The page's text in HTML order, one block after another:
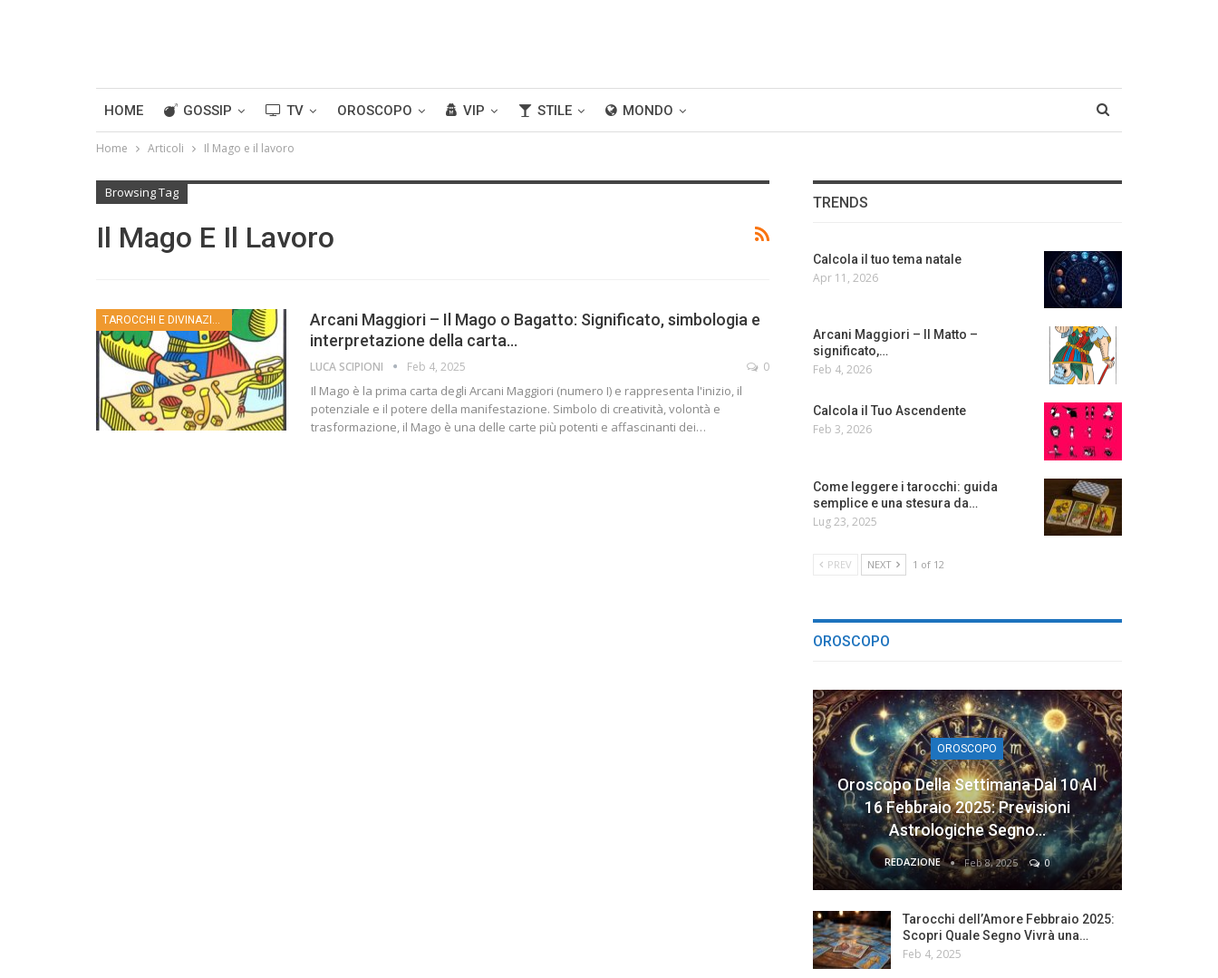
HOME GOSSIP TV OROSCOPO VIP STILE MONDO
Home Articoli Il Mago e il lavoro
Browsing Tag
Il Mago E Il Lavoro
Arcani Maggiori – Il Mago o Bagatto: Significato, simbologia e
interpretazione della carta…
LUCA SCIPIONI Feb 4, 2025 0
Il Mago è la prima carta degli Arcani Maggiori (numero I) e rappresenta l'inizio, il
potenziale e il potere della manifestazione. Simbolo di creatività, volontà e
trasformazione, il Mago è una delle carte più potenti e affascinanti dei…
TRENDS
Calcola il tuo tema natale
Apr 11, 2026
Arcani Maggiori – Il Matto –
significato,…
Feb 4, 2026
Calcola il Tuo Ascendente
Feb 3, 2026
Come leggere i tarocchi: guida
semplice e una stesura da…
Lug 23, 2025
PREV NEXT 1 of 12
OROSCOPO
OROSCOPO
Oroscopo Della Settimana Dal 10 Al
16 Febbraio 2025: Previsioni
Astrologiche Segno…
REDAZIONE Feb 8, 2025 0
Tarocchi dell’Amore Febbraio 2025:
Scopri Quale Segno Vivrà una…
Feb 4, 2025